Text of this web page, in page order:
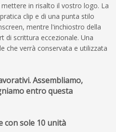
in risalto il vostro logo. La
clip e di una punta stilo
mentre l'inchiostro della
di scrittura eccezionale. Una
che verrà conservata e utilizzata
Assembliamo,
entro questa
con sole 10 unità